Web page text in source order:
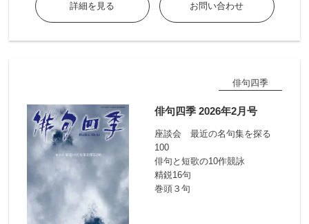
詳細を見る お問い合わせ
俳句四季
俳句四季 2026年2月号
座談会 最近の名句集を探る
100
俳句と短歌の10作競詠
精鋭16句
巻頭３句